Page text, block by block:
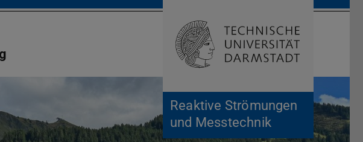
Reaktive Strömungen
und Messtechnik
Suche öffnen